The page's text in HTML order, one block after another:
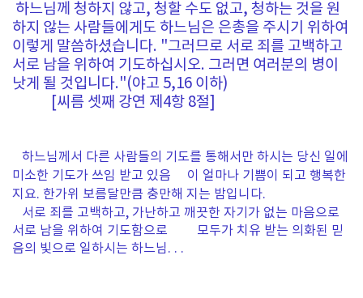
하느님께 청하지 않고, 청할 수도 없고, 청하는 것을 원
하지 않는 사람들에게도 하느님은 은총을 주시기 위하여
이렇게 말씀하셨습니다. "그러므로 서로 죄를 고백하고
서로 남을 위하여 기도하십시오. 그러면 여러분의 병이
낫게 될 것입니다."(야고 5,16 이하)
[씨름 셋째 강연 제4항 8절]
하느님께서 다른 사람들의 기도를 통해서만 하시는 당신 일에
미소한 기도가 쓰임 받고 있음 이 얼마나 기쁨이 되고 행복한
지요. 한가위 보름달만큼 충만해 지는 밤입니다.
서로 죄를 고백하고, 가난하고 깨끗한 자기가 없는 마음으로
서로 남을 위하여 기도함으로 모두가 치유 받는 의화된 믿
음의 빛으로 일하시는 하느님. . .